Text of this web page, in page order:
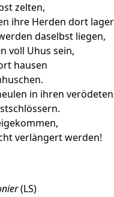
zelten,
ihre Herden dort
daselbst liegen,
voll Uhus sein,
hausen
in ihren
verlängert werden!
(LS)